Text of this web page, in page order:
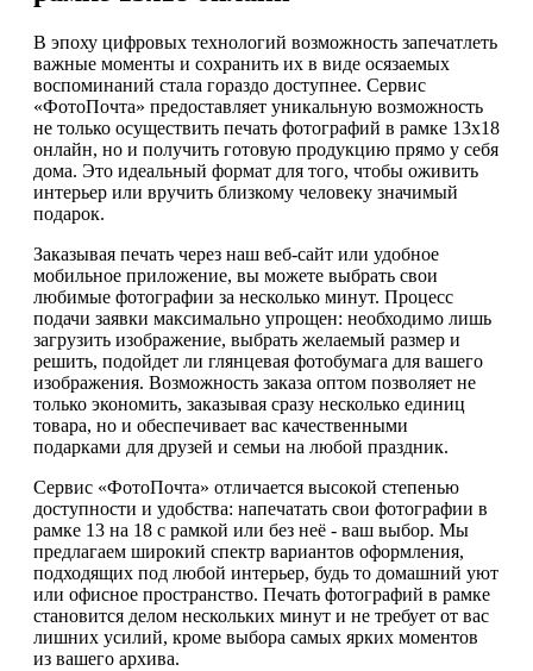
В эпоху цифровых технологий возможность запечатлеть
важные моменты и сохранить их в виде осязаемых
воспоминаний стала гораздо доступнее. Сервис
«ФотоПочта» предоставляет уникальную возможность
не только осуществить печать фотографий в рамке 13х18
онлайн, но и получить готовую продукцию прямо у себя
дома. Это идеальный формат для того, чтобы оживить
интерьер или вручить близкому человеку значимый
подарок.
Заказывая печать через наш веб-сайт или удобное
мобильное приложение, вы можете выбрать свои
любимые фотографии за несколько минут. Процесс
подачи заявки максимально упрощен: необходимо лишь
загрузить изображение, выбрать желаемый размер и
решить, подойдет ли глянцевая фотобумага для вашего
изображения. Возможность заказа оптом позволяет не
только экономить, заказывая сразу несколько единиц
товара, но и обеспечивает вас качественными
подарками для друзей и семьи на любой праздник.
Сервис «ФотоПочта» отличается высокой степенью
доступности и удобства: напечатать свои фотографии в
рамке 13 на 18 с рамкой или без неё - ваш выбор. Мы
предлагаем широкий спектр вариантов оформления,
подходящих под любой интерьер, будь то домашний уют
или офисное пространство. Печать фотографий в рамке
становится делом нескольких минут и не требует от вас
лишних усилий, кроме выбора самых ярких моментов
из вашего архива.